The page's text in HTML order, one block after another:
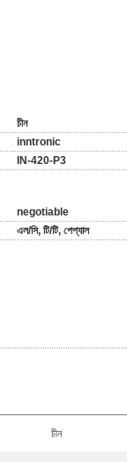
চীন
inntronic
IN-420-P3
negotiable
এল/সি, টি/টি, পেপ্যাল
চীন